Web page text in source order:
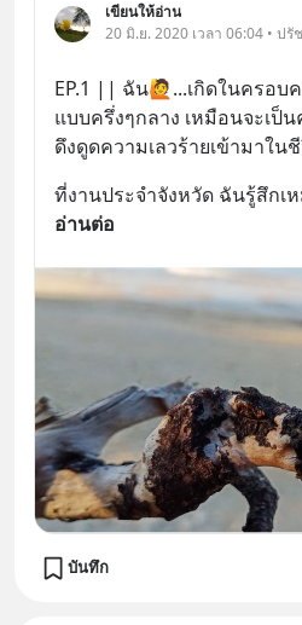
เขียนให้อ่าน
20 มิ.ย. 2020 เวลา 06:04 • ปรั
EP.1 || ฉัน🙋...เกิดในครอบ
แบบครึ่งๆกลาง เหมือนจะเ
ดึงดูดความเลวร้ายเข้ามาใน
ที่งานประจำจังหวัด ฉันรู้สึก
อ่านต่อ
บันทึก